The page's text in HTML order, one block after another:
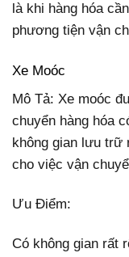
là khi hàng hóa
phương tiện vận
Xe Moóc
Mô Tả: Xe moóc
chuyển hàng hóa
không gian lưu trữ
cho việc vận
Ưu Điểm:
Có không gian rất